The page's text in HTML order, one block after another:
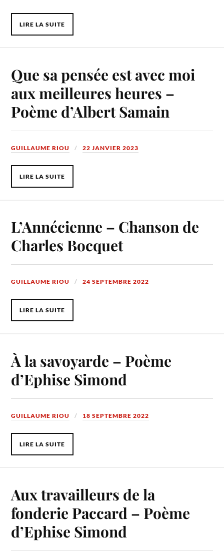
LIRE LA SUITE
Que sa pensée est avec moi
aux meilleures heures –
Poème d’Albert Samain
GUILLAUME RIOU 22 JANVIER 2023
LIRE LA SUITE
L’Annécienne – Chanson de
Charles Bocquet
GUILLAUME RIOU 24 SEPTEMBRE 2022
LIRE LA SUITE
À la savoyarde – Poème
d’Ephise Simond
GUILLAUME RIOU 18 SEPTEMBRE 2022
LIRE LA SUITE
Aux travailleurs de la
fonderie Paccard – Poème
d’Ephise Simond